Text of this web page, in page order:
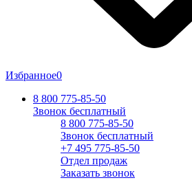
Избранное0
8 800 775-85-50
Звонок бесплатный
8 800 775-85-50
Звонок бесплатный
+7 495 775-85-50
Отдел продаж
Заказать звонок